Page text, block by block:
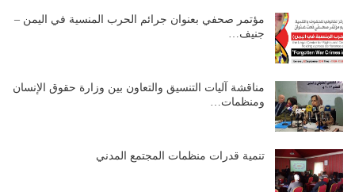
مؤتمر صحفي بعنوان جرائم الحرب المنسية في اليمن –
جنيف…
مناقشة آليات التنسيق والتعاون بين وزارة حقوق الإنسان
ومنظمات…
تنمية قدرات منظمات المجتمع المدني